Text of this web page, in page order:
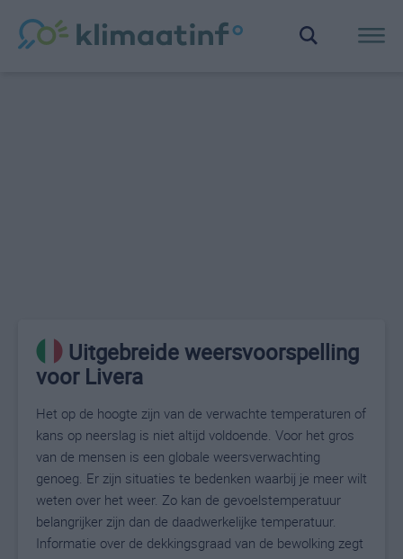
Uitgebreide weersvoorspelling
voor Livera
Het op de hoogte zijn van de verwachte temperaturen of
kans op neerslag is niet altijd voldoende. Voor het gros
van de mensen is een globale weersverwachting
genoeg. Er zijn situaties te bedenken waarbij je meer wilt
weten over het weer. Zo kan de gevoelstemperatuur
belangrijker zijn dan de daadwerkelijke temperatuur.
Informatie over de dekkingsgraad van de bewolking zegt